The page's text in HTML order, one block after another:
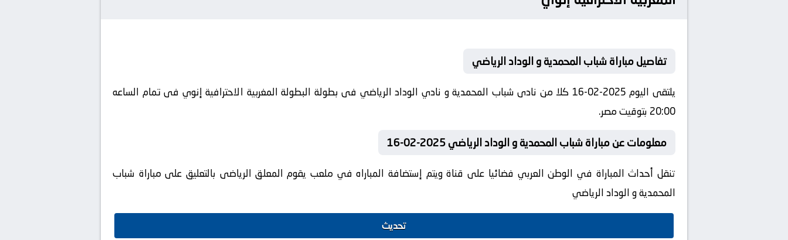
تفاصيل مباراة شباب المحمدية و الوداد الرياضي
يلتقى اليوم 2025-02-16 كلا من نادى شباب المحمدية و نادي الوداد الرياضي فى بطولة البطولة المغربية الاحترافية إنوي فى تمام الساعه
20:00 بتوقيت مصر.
معلومات عن مباراة شباب المحمدية و الوداد الرياضي 2025-02-16
تنقل أحداث المباراة في الوطن العربي فضائيا على قناة ويتم إستضافة المباراه في ملعب يقوم المعلق الرياضى بالتعليق على مباراة شباب
المحمدية و الوداد الرياضي
تحديث